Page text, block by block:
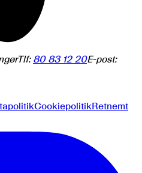
Tlf: 80 83 12 20E-post:
CookiepolitikRetnemt